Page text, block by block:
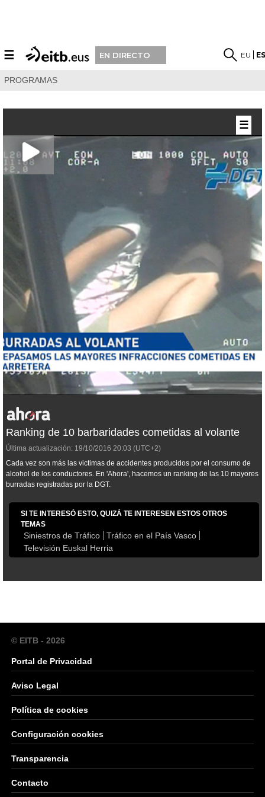
☰ EN DIRECTO EU
PROGRAMAS
Ranking de 10 barbaridades cometidas al volante
Última actualización: 19/10/2016 20:03 (UTC+2)
Cada vez son más las victimas de accidentes producidos por el consumo de
alcohol de los conductores. En 'Ahora', hacemos un ranking de las 10 mayores
burradas registradas por la DGT.
SI TE INTERESÓ ESTO, QUIZÁ TE INTERESEN ESTOS OTROS
TEMAS
Siniestros de Tráfico
Tráfico en el País Vasco
Televisión Euskal Herria
☰
© EITB - 2026
Portal de Privacidad
Aviso Legal
Política de cookies
Configuración cookies
Transparencia
Contacto